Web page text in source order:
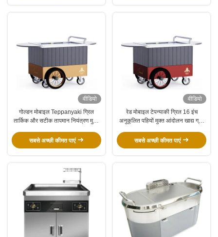
वीडियो
गोल्डन मोबाइल Teppanyaki ग्रिल
तार्किक और सटीक तापमान नियंत्रण मुक्त
टेबल
सबसे अच्छी कीमत पाएं
वीडियो
रेड मोबाइल टेपन्याकी ग्रिल 16 इंच
अनुकूलित पहियों मुक्त आंदोलन खाद्य ग्रेड
सबसे अच्छी कीमत पाएं